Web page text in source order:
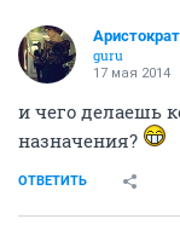
guru
17 мая 2014
и чего делаешь
назначения?
ОТВЕТИТЬ